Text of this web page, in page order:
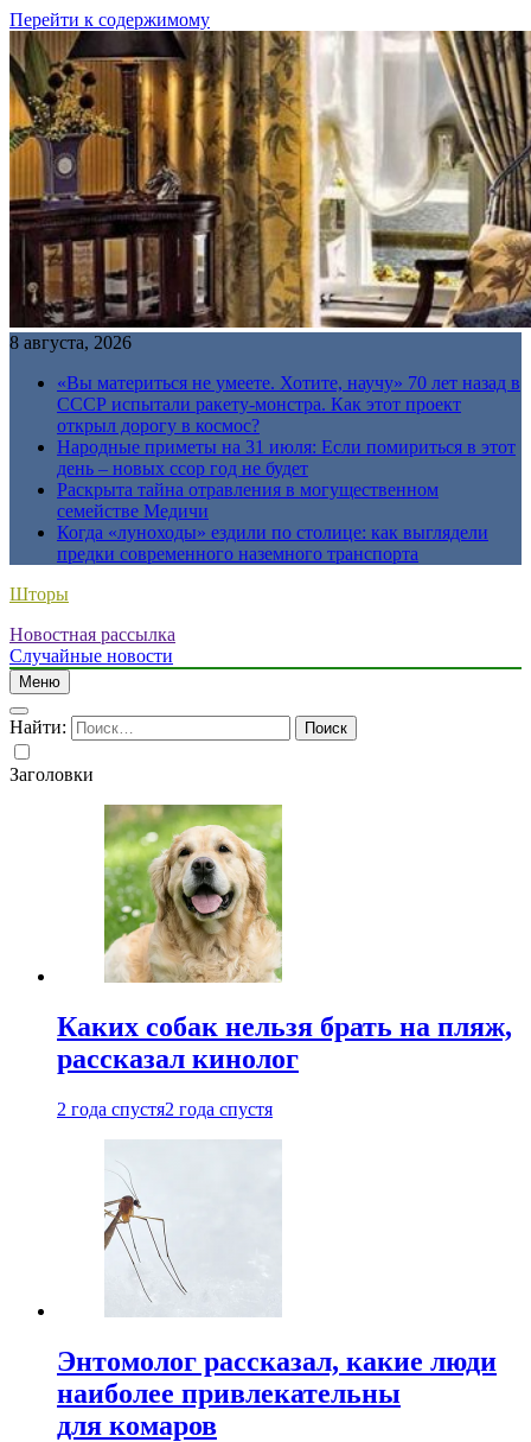
Перейти к содержимому
8 августа, 2026
«Вы материться не умеете. Хотите, научу» 70 лет назад в
СССР испытали ракету-монстра. Как этот проект
открыл дорогу в космос?
Народные приметы на 31 июля: Если помириться в этот
день – новых ссор год не будет
Раскрыта тайна отравления в могущественном
семействе Медичи
Когда «луноходы» ездили по столице: как выглядели
предки современного наземного транспорта
Шторы
Новостная рассылка
Случайные новости
Меню
Найти:
Заголовки
Каких собак нельзя брать на пляж,
рассказал кинолог
2 года спустя2 года спустя
Энтомолог рассказал, какие люди
наиболее привлекательны
для комаров